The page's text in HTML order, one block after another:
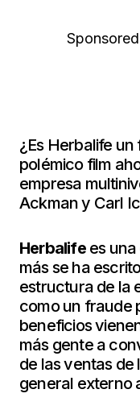
¿Es Herbalife
polémico film
empresa
Ackman y Carl
Herbalifees una
más se ha
estructura de la
como un fraude
beneficios
más gente a
de las ventas
general externo